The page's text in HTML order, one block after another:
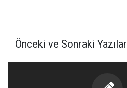
Önceki ve Sonraki Yazılar